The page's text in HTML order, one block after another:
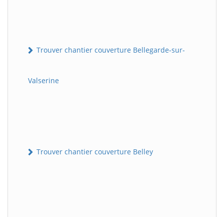
Trouver chantier couverture Bellegarde-sur-
Valserine
Trouver chantier couverture Belley